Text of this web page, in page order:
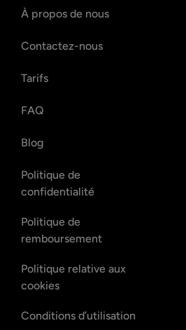
À propos de nous
Contactez-nous
Tarifs
FAQ
Blog
Politique de
confidentialité
Politique de
remboursement
Politique relative aux
cookies
Conditions d’utilisation